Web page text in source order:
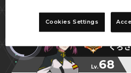
くろ
Lv.68
Cookies Settings